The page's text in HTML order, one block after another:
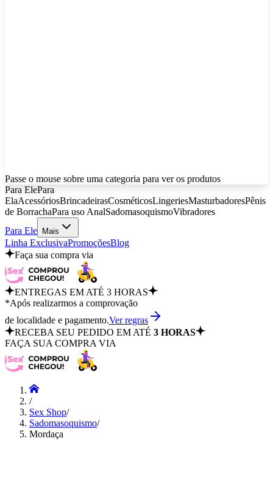
Passe o mouse sobre uma categoria para ver os produtos
Para ElePara
ElaAcessóriosBrincadeirasCosméticosLingeriesMasturbadoresPênis
de BorrachaPara uso AnalSadomasoquismoVibradores
Para Ele
Mais
Linha ExclusivaPromoçõesBlog
Faça sua compra via
ENTREGAS EM ATÉ 3 HORAS
*Após realizarmos a comprovação
de localidade e pagamento.Ver regras
RECEBA SEU PEDIDO EM ATÉ 3 HORAS
FAÇA SUA COMPRA VIA
/
Sex Shop/
Sadomasoquismo/
Mordaça